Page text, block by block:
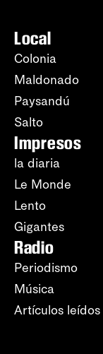
Local
Colonia
Maldonado
Paysandú
Salto
Impresos
la diaria
Le Monde
Lento
Gigantes
Radio
Periodismo
Música
Artículos leídos